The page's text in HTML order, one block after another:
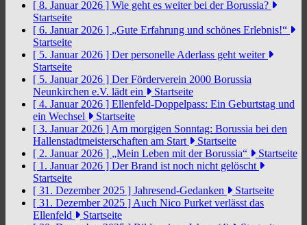
[ 8. Januar 2026 ] Wie geht es weiter bei der Borussia?
Startseite
[ 6. Januar 2026 ] „Gute Erfahrung und schönes Erlebnis!“
Startseite
[ 5. Januar 2026 ] Der personelle Aderlass geht weiter
Startseite
[ 5. Januar 2026 ] Der Förderverein 2000 Borussia
Neunkirchen e.V. lädt ein
Startseite
[ 4. Januar 2026 ] Ellenfeld-Doppelpass: Ein Geburtstag und
ein Wechsel
Startseite
[ 3. Januar 2026 ] Am morgigen Sonntag: Borussia bei den
Hallenstadtmeisterschaften am Start
Startseite
[ 2. Januar 2026 ] „Mein Leben mit der Borussia“
Startseite
[ 1. Januar 2026 ] Der Brand ist noch nicht gelöscht
Startseite
[ 31. Dezember 2025 ] Jahresend-Gedanken
Startseite
[ 31. Dezember 2025 ] Auch Nico Purket verlässt das
Ellenfeld
Startseite